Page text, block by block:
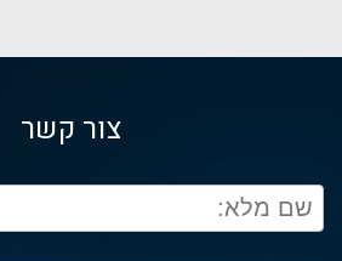
צור קשר